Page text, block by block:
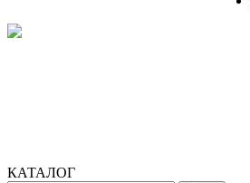
КАТАЛОГ